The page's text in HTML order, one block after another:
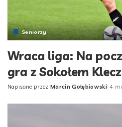
Seniorzy
Wraca liga: Na
gra z Sokołem
Posted
Napisane przez Marcin Gołębiowski 4